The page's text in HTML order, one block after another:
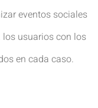
eventos sociales
usuarios con los
en cada caso.